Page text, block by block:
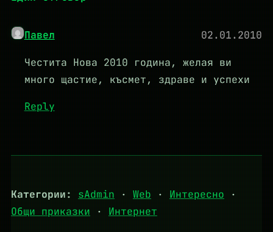
Павел 02.01.2010
Честита Нова 2010 година, желая ви
много щастие, късмет, здраве и успехи
Reply
Категории: sAdmin · Web · Интересно ·
Общи приказки · Интернет